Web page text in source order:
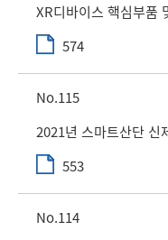
574
115
553
114